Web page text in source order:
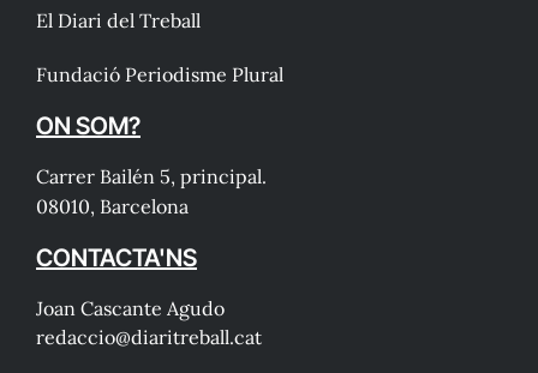
El Diari del Treball
Fundació Periodisme Plural
ON SOM?
Carrer Bailén 5, principal.
08010, Barcelona
CONTACTA'NS
Joan Cascante Agudo
redaccio@diaritreball.cat